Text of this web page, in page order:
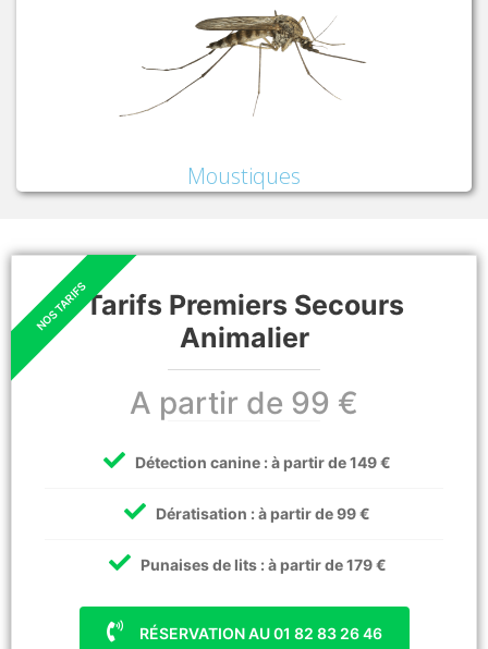
Moustiques
Tarifs Premiers Secours
Animalier
A partir de 99 €
Détection canine : à partir de 149 €
Dératisation : à partir de 99 €
Punaises de lits : à partir de 179 €
RÉSERVATION AU 01 82 83 26 46